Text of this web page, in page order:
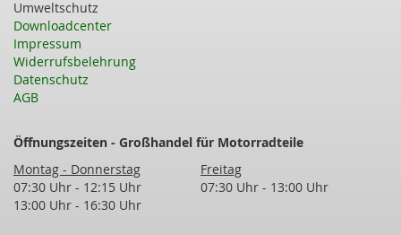
Umweltschutz
Downloadcenter
Impressum
Widerrufsbelehrung
Datenschutz
AGB
Öffnungszeiten - Großhandel für Motorradteile
Montag - Donnerstag
Freitag
07:30 Uhr - 12:15 Uhr
13:00 Uhr - 16:30 Uhr
07:30 Uhr - 13:00 Uhr